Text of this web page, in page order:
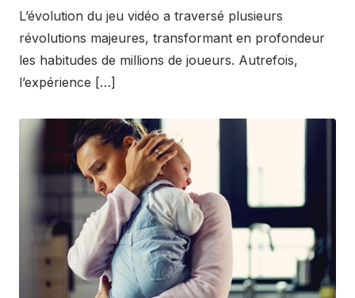
L’évolution du jeu vidéo a traversé plusieurs
révolutions majeures, transformant en profondeur
les habitudes de millions de joueurs. Autrefois,
l’expérience […]